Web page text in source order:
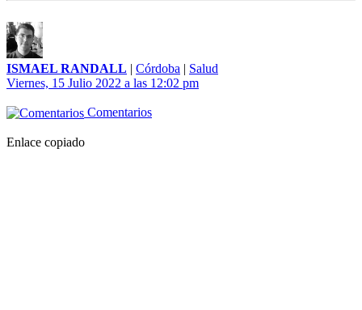
ISMAEL RANDALL | Córdoba | Salud
Viernes, 15 Julio 2022 a las 12:02 pm
Comentarios
Enlace copiado